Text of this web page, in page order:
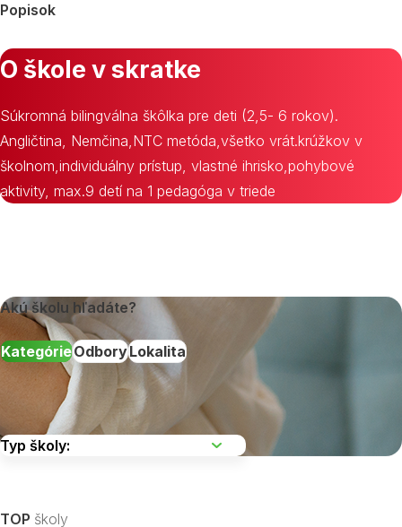
Popisok
O škole v skratke
Súkromná bilingválna škôlka pre deti (2,5- 6 rokov).
Angličtina, Nemčina,NTC metóda,všetko vrát.krúžkov v
školnom,individuálny prístup, vlastné ihrisko,pohybové
aktivity, max.9 detí na 1 pedagóga v triede
Akú školu hľadáte?
KategórieOdboryLokalita
TOP školy